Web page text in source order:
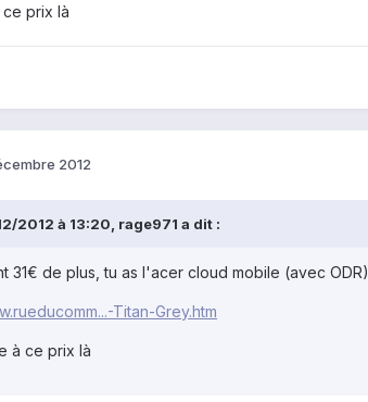
prix là
2012
2012 à 13:20, rage971 a dit :
31€ de plus, tu as l'acer cloud mobile (avec ODR)
Titan-Grey.htm
à ce prix là